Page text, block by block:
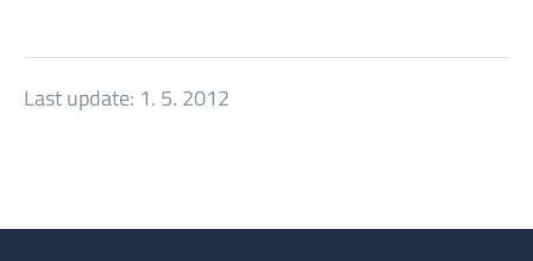
Last update: 1. 5. 2012